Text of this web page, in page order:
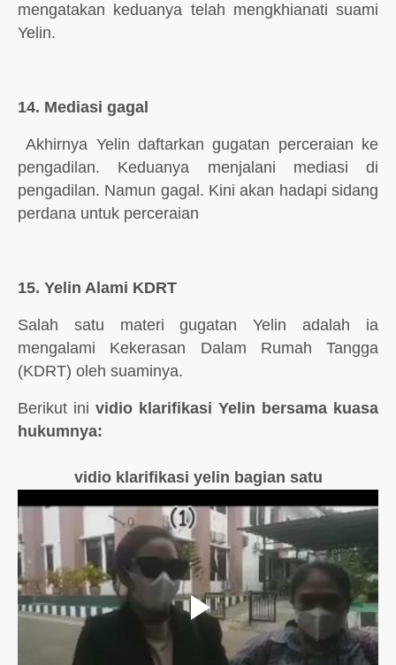
mengatakan keduanya telah mengkhianati suami
Yelin.
14. Mediasi gagal
Akhirnya Yelin daftarkan gugatan perceraian ke
pengadilan. Keduanya menjalani mediasi di
pengadilan. Namun gagal. Kini akan hadapi sidang
perdana untuk perceraian
15. Yelin Alami KDRT
Salah satu materi gugatan Yelin adalah ia
mengalami Kekerasan Dalam Rumah Tangga
(KDRT) oleh suaminya.
Berikut ini vidio klarifikasi Yelin bersama kuasa
hukumnya:
vidio klarifikasi yelin bagian satu